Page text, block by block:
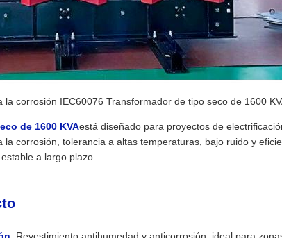
la corrosión IEC60076 Transformador de tipo seco de 1600
de 1600 KVAestá diseñado para proyectos de
corrosión, tolerancia a altas temperaturas, bajo ruido y
a largo plazo.